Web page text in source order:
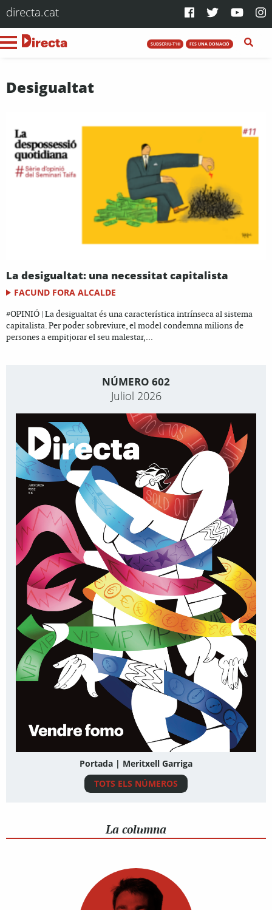
directa.cat
SUBSCRIU-T'HI FES UNA DONACIÓ
Desigualtat
La desigualtat: una necessitat capitalista
FACUND FORA ALCALDE
#OPINIÓ | La desigualtat és una característica intrínseca al sistema
capitalista. Per poder sobreviure, el model condemna milions de
persones a empitjorar el seu malestar,...
NÚMERO 602
Juliol 2026
Portada | Meritxell Garriga
TOTS ELS NÚMEROS
La columna